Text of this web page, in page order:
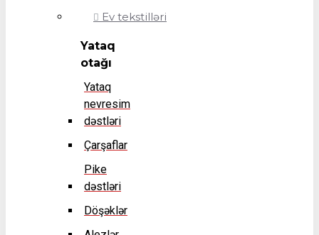
Ev tekstilləri
Yataq
otağı
Yataq
nevresim
dəstləri
Çarşaflar
Pike
dəstləri
Döşəklər